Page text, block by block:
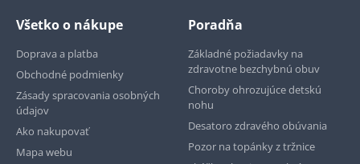
Všetko o nákupe
Doprava a platba
Obchodné podmienky
Zásady spracovania osobných
údajov
Ako nakupovať
Mapa webu
Poradňa
Základné požiadavky na
zdravotne bezchybnú obuv
Choroby ohrozujúce detskú
nohu
Desatoro zdravého obúvania
Pozor na topánky z tržnice